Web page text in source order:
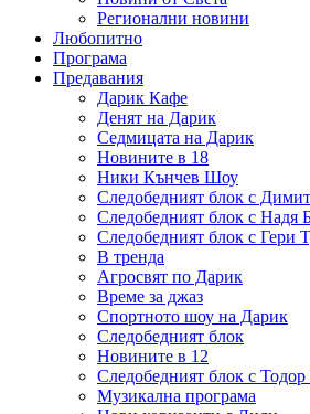
Регионални новини
Любопитно
Програма
Предавания
Дарик Кафе
Денят на Дарик
Седмицата на Дарик
Новините в 18
Ники Кънчев Шоу
Следобедният блок с
Следобедният блок с Надя
Следобедният блок с Гери
В тренда
Агросвят по Дарик
Време за джаз
Спортното шоу на Дарик
Следобедният блок
Новините в 12
Следобедният блок с
Музикална програма